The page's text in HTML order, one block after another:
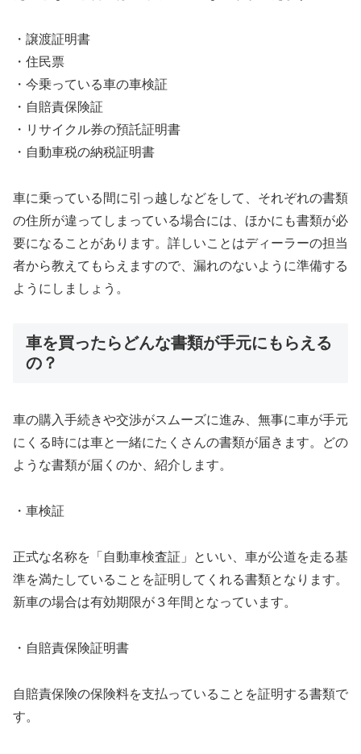
・譲渡証明書
・住民票
・今乗っている車の車検証
・自賠責保険証
・リサイクル券の預託証明書
・自動車税の納税証明書
車に乗っている間に引っ越しなどをして、それぞれの書類
の住所が違ってしまっている場合には、ほかにも書類が必
要になることがあります。詳しいことはディーラーの担当
者から教えてもらえますので、漏れのないように準備する
ようにしましょう。
車を買ったらどんな書類が手元にもらえる
の？
車の購入手続きや交渉がスムーズに進み、無事に車が手元
にくる時には車と一緒にたくさんの書類が届きます。どの
ような書類が届くのか、紹介します。
・車検証
正式な名称を「自動車検査証」といい、車が公道を走る基
準を満たしていることを証明してくれる書類となります。
新車の場合は有効期限が３年間となっています。
・自賠責保険証明書
自賠責保険の保険料を支払っていることを証明する書類で
す。